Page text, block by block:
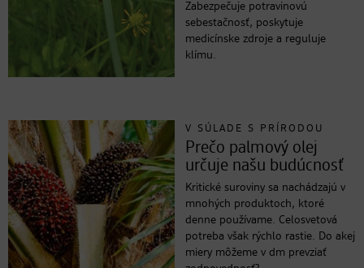
Zabezpečuje potravinovú
sebestačnosť, poskytuje
medicínske zdroje a reguluje
klímu.
V SÚLADE S PRÍRODOU
Prečo palmový olej
určuje našu budúcnosť
Kritické suroviny sa nachádzajú v
mnohých produktoch, ktoré
denne používame. Celosvetová
potreba však rýchlo rastie. Do akej
miery môžeme v dm prevziať